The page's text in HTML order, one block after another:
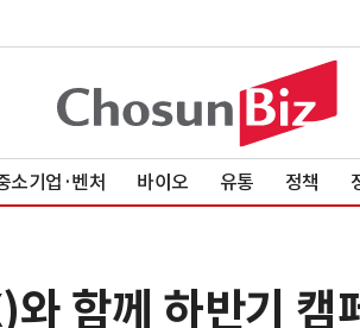
소기업·벤처 바이오 유통 정책
함께 하반기 캠